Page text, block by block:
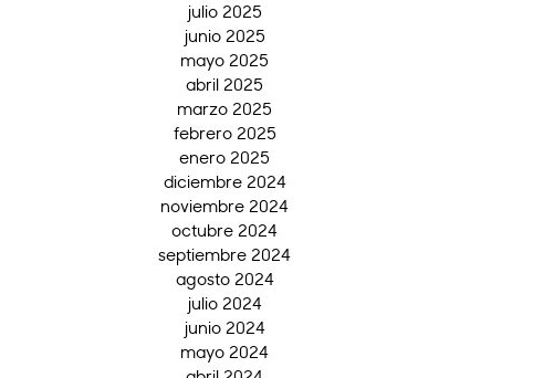
julio 2025
junio 2025
mayo 2025
abril 2025
marzo 2025
febrero 2025
enero 2025
diciembre 2024
noviembre 2024
octubre 2024
septiembre 2024
agosto 2024
julio 2024
junio 2024
mayo 2024